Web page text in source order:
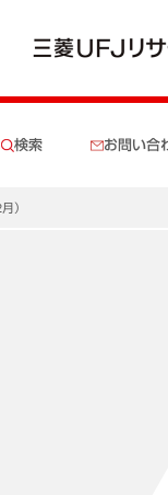
検索 お問い合
）